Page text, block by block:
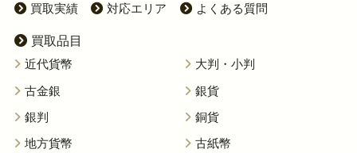
買取実績
対応エリア よくある質問
買取品目
近代貨幣
大判・小判
古金銀
銀貨
銀判
銅貨
地方貨幣
古紙幣